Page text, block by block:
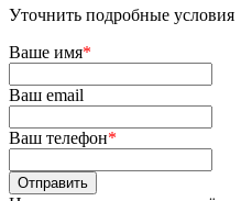
Уточнить подробные условия
Ваше имя*
Ваш email
Ваш телефон*